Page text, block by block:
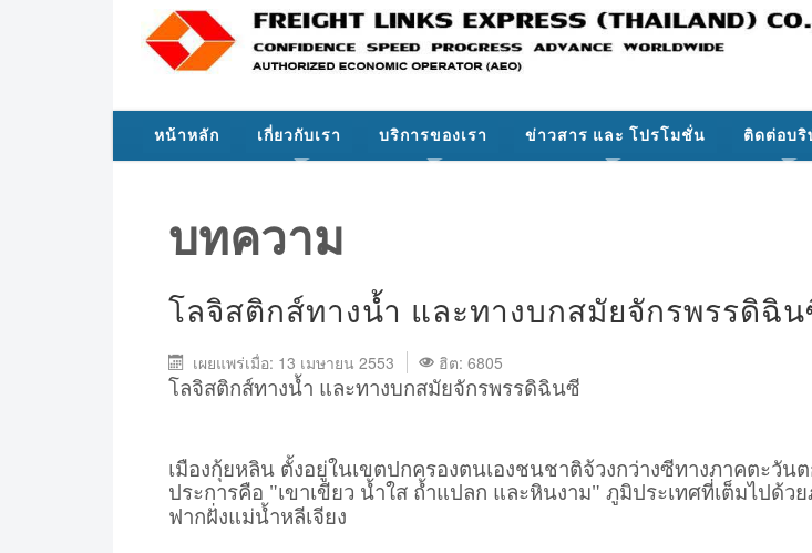
หน้าหลัก เกี่ยวกับเรา บริการของเรา ข่าวสาร และ โปรโมชั่น ติดต่อบริ
บทความ
โลจิสติกส์ทางน้ำ และทางบกสมัยจักรพรรดิฉิ
เผยแพร่เมื่อ: 13 เมษายน 2553 ฮิต: 6805
โลจิสติกส์ทางน้ำ และทางบกสมัยจักรพรรดิฉินซี
เมืองกุ้ยหลิน ตั้งอยู่ในเขตปกครองตนเองชนชาติจ้วงกว่างซีทางภาคตะวั
ประการคือ "เขาเขียว น้ำใส ถ้ำแปลก และหินงาม" ภูมิประเทศที่เต็มไปด้
ฟากฝั่งแม่น้ำหลีเจียง